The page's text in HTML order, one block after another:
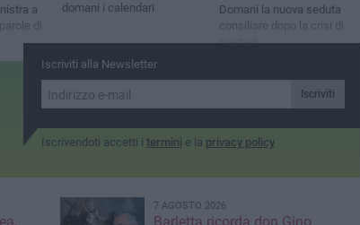
a
di
domani i calendari
Domani la nuova seduta
consiliare dopo la crisi di
martedì
Iscriviti alla Newsletter
Iscriviti
Iscrivendoti accetti i termini e la privacy policy
7 AGOSTO 2026